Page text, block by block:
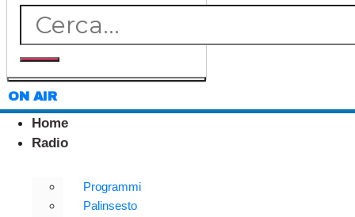
ON AIR
Home
Radio
Programmi
Palinsesto